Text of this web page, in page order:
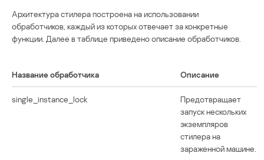
Архитектура стилера построена на использовании
обработчиков, каждый из которых отвечает за конкретные
функции. Далее в таблице приведено описание обработчиков.
Название обработчика Описание
single_instance_lock
Предотвращает
запуск нескольких
экземпляров
стилера на
зараженной машине.